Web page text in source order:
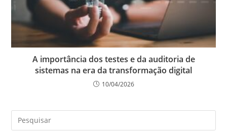
A importância dos testes e da auditoria de
sistemas na era da transformação digital
10/04/2026